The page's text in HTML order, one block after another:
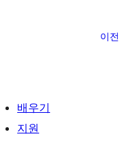
이전
배우기
지원